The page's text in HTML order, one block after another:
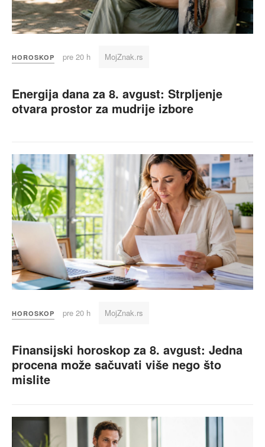
HOROSKOP pre 20 h MojZnak.rs
Energija dana za 8. avgust: Strpljenje
otvara prostor za mudrije izbore
HOROSKOP pre 20 h MojZnak.rs
Finansijski horoskop za 8. avgust: Jedna
procena može sačuvati više nego što
mislite